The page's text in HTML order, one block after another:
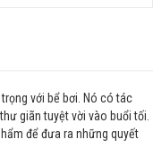
với bể bơi. Nó có tác
giãn tuyệt vời vào buổi tối.
để đưa ra những quyết